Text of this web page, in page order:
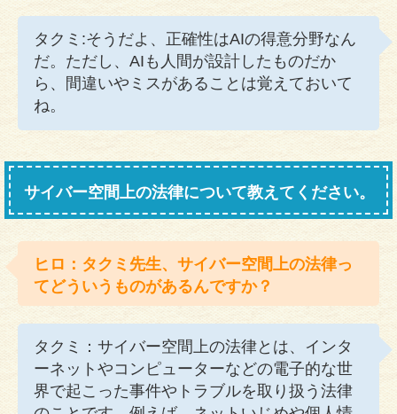
タクミ:そうだよ、正確性はAIの得意分野なん
だ。ただし、AIも人間が設計したものだか
ら、間違いやミスがあることは覚えておいて
ね。
サイバー空間上の法律について教えてください。
ヒロ：タクミ先生、サイバー空間上の法律っ
てどういうものがあるんですか？
タクミ：サイバー空間上の法律とは、インタ
ーネットやコンピューターなどの電子的な世
界で起こった事件やトラブルを取り扱う法律